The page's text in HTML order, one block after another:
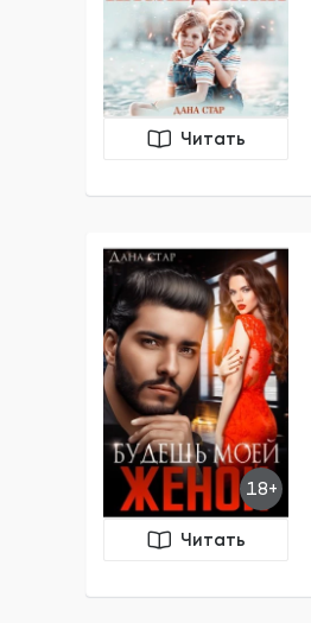
Читать
18+
Читать